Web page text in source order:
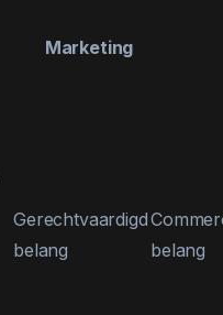
Marketing
Gerechtvaardigd
belang
belang